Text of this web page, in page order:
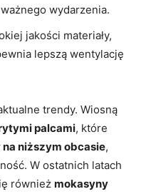
wydarzenia.
jakości materiały,
lepszą wentylację
trendy. Wiosną
palcami, które
na niższym obcasie,
W ostatnich latach
również mokasyny